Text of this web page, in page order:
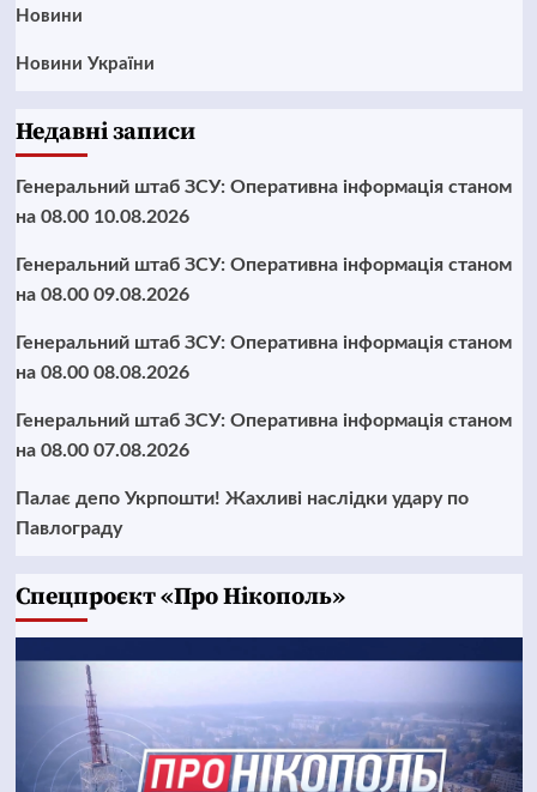
Новини
Новини України
Недавні записи
Генеральний штаб ЗСУ: Оперативна інформація станом
на 08.00 10.08.2026
Генеральний штаб ЗСУ: Оперативна інформація станом
на 08.00 09.08.2026
Генеральний штаб ЗСУ: Оперативна інформація станом
на 08.00 08.08.2026
Генеральний штаб ЗСУ: Оперативна інформація станом
на 08.00 07.08.2026
Палає депо Укрпошти! Жахливі наслідки удару по
Павлограду
Cпецпроєкт «Про Нікополь»